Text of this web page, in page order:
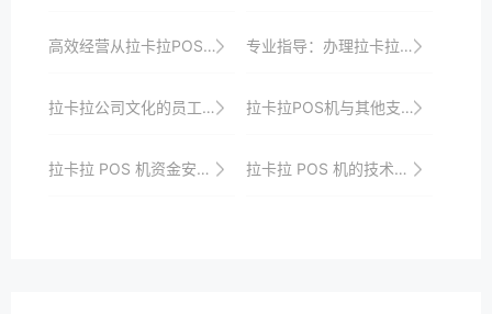
高效经营从拉卡拉POS机开始：申请流程与优势解析 专业指导：办理拉卡拉POS机的技巧和窍门
拉卡拉公司文化的员工激励 拉卡拉POS机与其他支付工具的比较与优势分析
拉卡拉 POS 机资金安全保障 拉卡拉 POS 机的技术创新与商业变革